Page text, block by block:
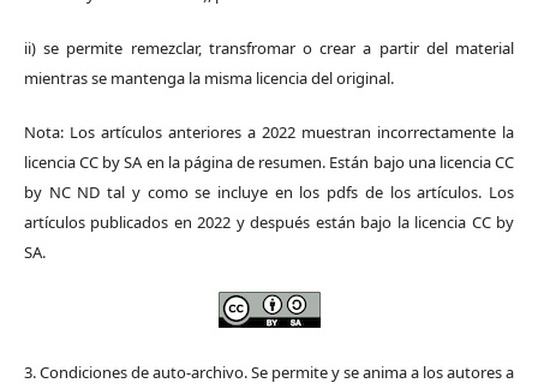
ii) se permite remezclar, transfromar o crear a partir del material
mientras se mantenga la misma licencia del original.
Nota: Los artículos anteriores a 2022 muestran incorrectamente la
licencia CC by SA en la página de resumen. Están bajo una licencia CC
by NC ND tal y como se incluye en los pdfs de los artículos. Los
artículos publicados en 2022 y después están bajo la licencia CC by
SA.
3. Condiciones de auto-archivo. Se permite y se anima a los autores a